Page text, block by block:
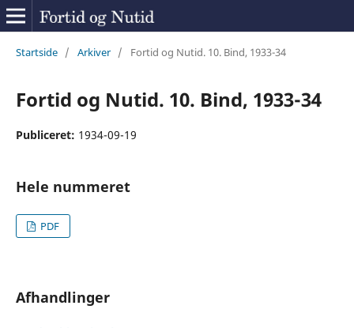
Startside / Arkiver / Fortid og Nutid. 10. Bind, 1933-34
Fortid og Nutid. 10. Bind, 1933-34
Publiceret: 1934-09-19
Hele nummeret
PDF
Afhandlinger